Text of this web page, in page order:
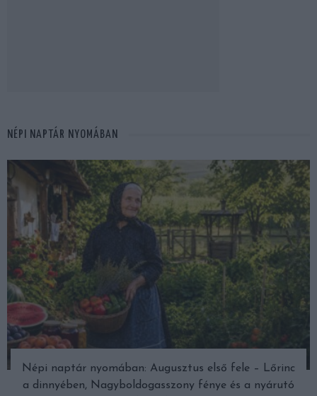
NÉPI NAPTÁR NYOMÁBAN
Népi naptár nyomában: Augusztus első fele – Lőrinc
a dinnyében, Nagyboldogasszony fénye és a nyárutó